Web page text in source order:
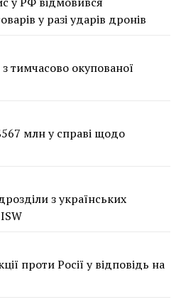
у разі ударів дронів
тимчасово окупованої
млн у справі щодо
з українських
проти Росії у відповідь на